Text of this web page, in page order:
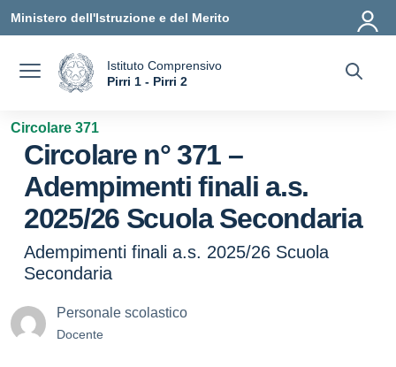
Ministero dell'Istruzione e del Merito
Istituto Comprensivo
Pirri 1 - Pirri 2
Circolare 371
Circolare n° 371 –
Adempimenti finali a.s.
2025/26 Scuola Secondaria
Adempimenti finali a.s. 2025/26 Scuola
Secondaria
Personale scolastico
Docente